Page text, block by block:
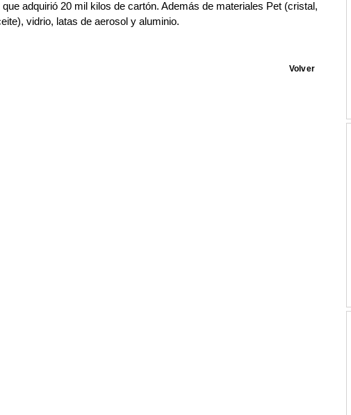
adquirió 20 mil kilos de cartón. Además de materiales Pet (cristal,
vidrio, latas de aerosol y aluminio.
Volver